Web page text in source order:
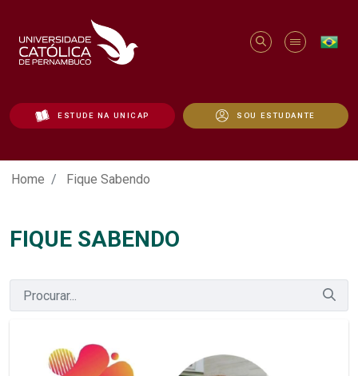
ESTUDE NA UNICAP SOU ESTUDANTE
Fique Sabendo - Unicap
Home Fique Sabendo
FIQUE SABENDO